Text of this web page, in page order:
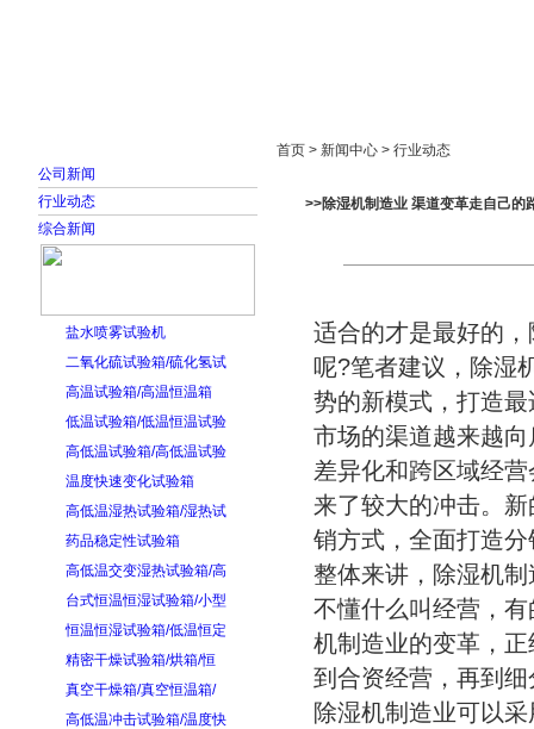
公司新闻
行业动态
综合新闻
盐水喷雾试验机
二氧化硫试验箱/硫化氢试
高温试验箱/高温恒温箱
低温试验箱/低温恒温试验
高低温试验箱/高低温试验
温度快速变化试验箱
高低温湿热试验箱/湿热试
药品稳定性试验箱
高低温交变湿热试验箱/高
台式恒温恒湿试验箱/小型
恒温恒湿试验箱/低温恒定
精密干燥试验箱/烘箱/恒
真空干燥箱/真空恒温箱/
高低温冲击试验箱/温度快
首页 > 新闻中心 > 行业动态
>>除湿机制造业 渠道变革走自己的
适合的才是最好的
呢?笔者建议，除湿
势的新模式，打造
市场的渠道越来越
差异化和跨区域经
来了较大的冲击。
销方式，全面打造
整体来讲，除湿机
不懂什么叫经营，
机制造业的变革，
到合资经营，再到
除湿机制造业可以